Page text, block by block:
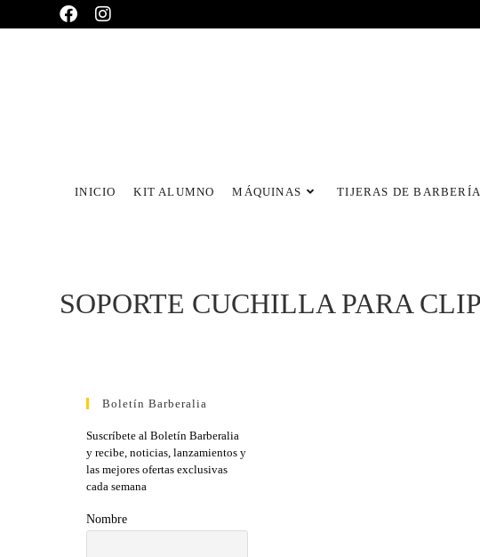
INICIO KIT ALUMNO MÁQUINAS TIJERAS DE BARBERÍA
SOPORTE CUCHILLA PARA
Boletín Barberalia
Suscríbete al Boletín Barberalia
y recibe, noticias, lanzamientos y
las mejores ofertas exclusivas
cada semana
Nombre